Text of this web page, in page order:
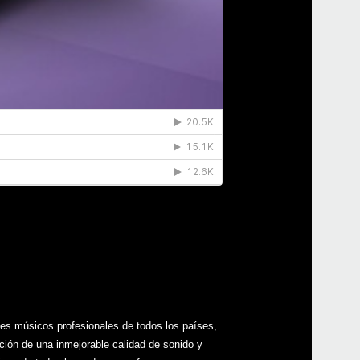
músicos profesionales de todos los países,
de una inmejorable calidad de sonido y